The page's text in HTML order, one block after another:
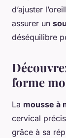
d’ajuster
assurer un
déséquilibre
forme
La mousse à
cervical
grâce à sa